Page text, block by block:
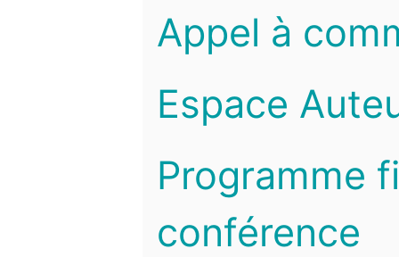
Appel à
Espace
Programme
conférence